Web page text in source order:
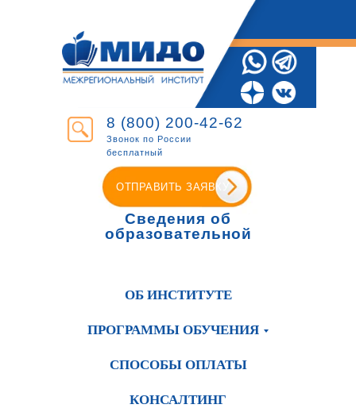
8 (800) 200-42-62
Звонок по России
бесплатный
ОТПРАВИТЬ ЗАЯВКУ
Сведения об
образовательной
ОБ ИНСТИТУТЕ
ПРОГРАММЫ ОБУЧЕНИЯ
СПОСОБЫ ОПЛАТЫ
КОНСАЛТИНГ